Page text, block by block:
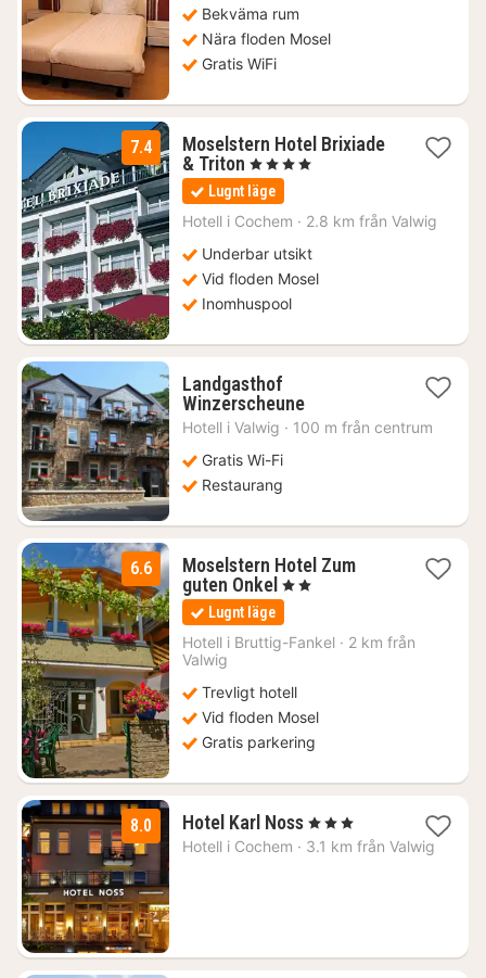
Bekväma rum
Nära floden Mosel
Gratis WiFi
7.4
Moselstern Hotel Brixiade
& Triton 1
natt
från
1607
, 4 Stjärnor
Lugnt läge
Hotell i Cochem · 2.8 km från Valwig
Underbar utsikt
Vid floden Mosel
Inomhuspool
Landgasthof
Winzerscheune1
natt
Hotell i Valwig · 100 m från centrum
Gratis Wi-Fi
Restaurang
6.6
Moselstern Hotel Zum
guten Onkel 1
natt
från
897
, 2 Stjärnor
Lugnt läge
Hotell i Bruttig-Fankel · 2 km från
Valwig
Trevligt hotell
Vid floden Mosel
Gratis parkering
8.0 Hotel Karl Noss3
nätter
, 3 Stjärnor
Hotell i Cochem · 3.1 km från Valwig